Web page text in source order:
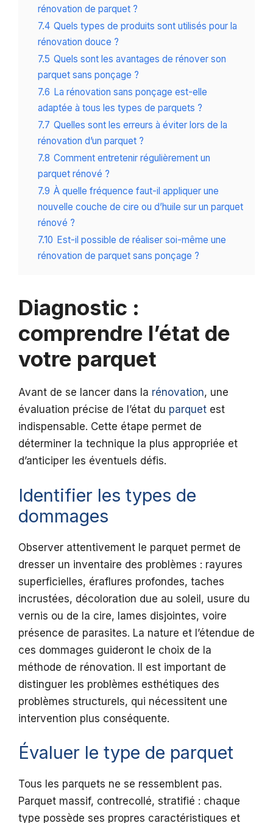
rénovation de parquet ?
7.4 Quels types de produits sont utilisés pour la
rénovation douce ?
7.5 Quels sont les avantages de rénover son
parquet sans ponçage ?
7.6 La rénovation sans ponçage est-elle
adaptée à tous les types de parquets ?
7.7 Quelles sont les erreurs à éviter lors de la
rénovation d’un parquet ?
7.8 Comment entretenir régulièrement un
parquet rénové ?
7.9 À quelle fréquence faut-il appliquer une
nouvelle couche de cire ou d’huile sur un parquet
rénové ?
7.10 Est-il possible de réaliser soi-même une
rénovation de parquet sans ponçage ?
Diagnostic :
comprendre l’état de
votre parquet
Avant de se lancer dans la rénovation, une
évaluation précise de l’état du parquet est
indispensable. Cette étape permet de
déterminer la technique la plus appropriée et
d’anticiper les éventuels défis.
Identifier les types de
dommages
Observer attentivement le parquet permet de
dresser un inventaire des problèmes : rayures
superficielles, éraflures profondes, taches
incrustées, décoloration due au soleil, usure du
vernis ou de la cire, lames disjointes, voire
présence de parasites. La nature et l’étendue de
ces dommages guideront le choix de la
méthode de rénovation. Il est important de
distinguer les problèmes esthétiques des
problèmes structurels, qui nécessitent une
intervention plus conséquente.
Évaluer le type de parquet
Tous les parquets ne se ressemblent pas.
Parquet massif, contrecollé, stratifié : chaque
type possède ses propres caractéristiques et